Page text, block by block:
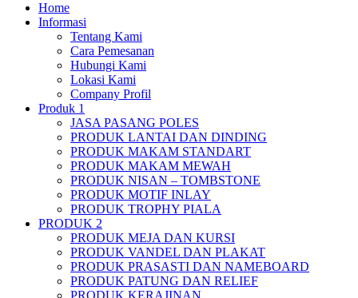
Home
Informasi
Tentang Kami
Cara Pemesanan
Hubungi Kami
Lokasi Kami
Company Profil
Produk 1
JASA PASANG POLES
PRODUK LANTAI DAN DINDING
PRODUK MAKAM STANDART
PRODUK MAKAM MEWAH
PRODUK NISAN – TOMBSTONE
PRODUK MOTIF INLAY
PRODUK TROPHY PIALA
PRODUK 2
PRODUK MEJA DAN KURSI
PRODUK VANDEL DAN PLAKAT
PRODUK PRASASTI DAN NAMEBOARD
PRODUK PATUNG DAN RELIEF
PRODUK KERAJINAN